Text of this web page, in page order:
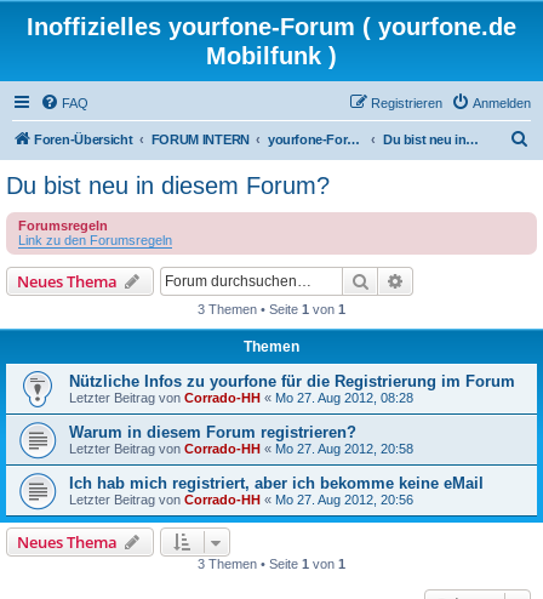
Inoffizielles yourfone-Forum ( yourfone.de
Mobilfunk )
FAQ Anmelden
Registrieren
Foren-Übersicht FORUM INTERN yourfone-Forum Community Du bist neu in diesem Forum?
e
Du bist neu in diesem Forum?
Forumsregeln
Link zu den Forumsregeln
Neues Thema Suche
3 Themen • Seite 1 von 1
Themen
Nützliche Infos zu yourfone für die Registrierung im Forum
Letzter Beitrag von Corrado-HH « Mo 27. Aug 2012, 08:28
Warum in diesem Forum registrieren?
Letzter Beitrag von Corrado-HH « Mo 27. Aug 2012, 20:58
Ich hab mich registriert, aber ich bekomme keine eMail
Letzter Beitrag von Corrado-HH « Mo 27. Aug 2012, 20:56
Neues Thema
3 Themen • Seite 1 von 1